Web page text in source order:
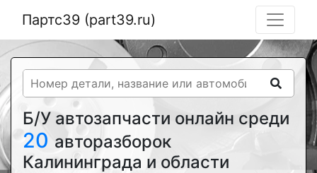
Партс39 (part39.ru)
Б/У автозапчасти онлайн среди
20 авторазборок
Калининграда и области